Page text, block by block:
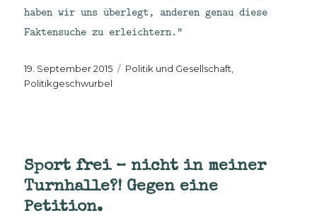
haben wir uns überlegt, anderen genau diese
Faktensuche zu erleichtern.“
Veröffentlicht
am
19. September 2015 Kategorien
Politik und Gesellschaft
Politikgeschwurbel
Sport frei – nicht in meiner
Turnhalle?! Gegen eine
Petition.